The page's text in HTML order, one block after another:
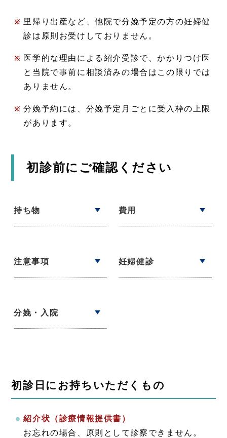
里帰り出産など、他院で分娩予定の方の妊婦健
診は原則お受けしておりません。
医学的な理由による紹介受診で、かかりつけ医
と当院で事前に相談済みの場合はこの限りでは
ありません。
分娩予約には、分娩予定月ごとに受入枠の上限
があります。
初診前にご確認ください
持ち物 費用
注意事項 妊婦健診
分娩・入院
初診日にお持ちいただくもの
紹介状（診療情報提供書）
お忘れの場合、原則として診察できません。